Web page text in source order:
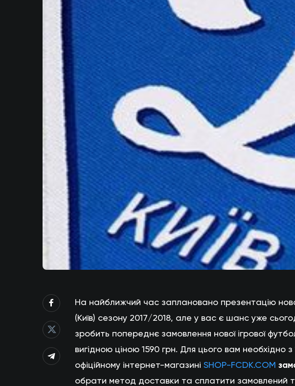
На найближчий час заплановано презентацію
(Київ) сезону 2017/2018, але у вас є шанс уже
зробить попереднє замовлення нової ігрової
вигідною ціною 1590 грн. Для цього вам необхідно з
офіційному інтернет-магазині SHOP-FCDK.COM
обрати метод доставки та сплатити замовлений